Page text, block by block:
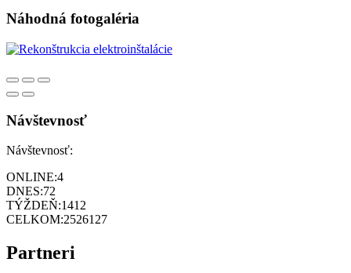
Náhodná fotogaléria
Návštevnosť
Návštevnosť:
ONLINE:4
DNES:72
TÝŽDEŇ:1412
CELKOM:2526127
Partneri